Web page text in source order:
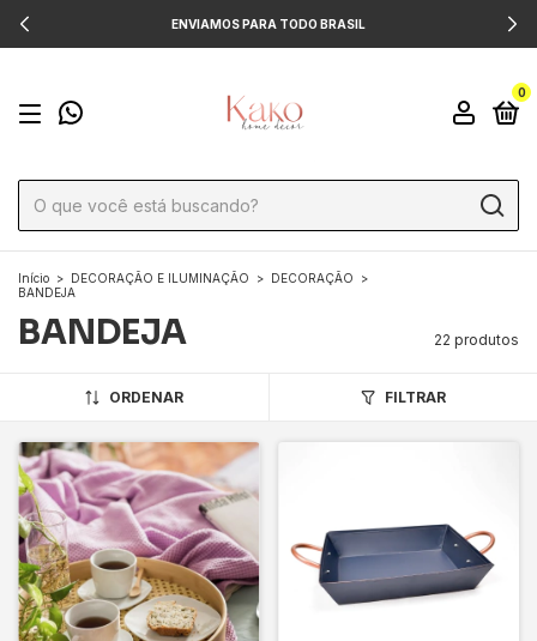
ENVIAMOS PARA TODO BRASIL
0
Início > DECORAÇÃO E ILUMINAÇÃO > DECORAÇÃO
>
BANDEJA
BANDEJA 22 produtos
ORDENAR FILTRAR